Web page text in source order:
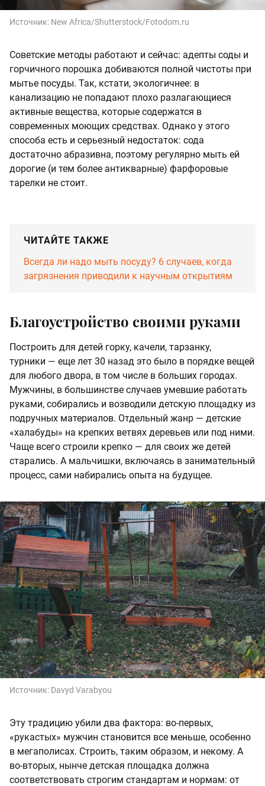
Источник: New Africa/Shutterstock/Fotodom.ru
Советские методы работают и сейчас: адепты соды и
горчичного порошка добиваются полной чистоты при
мытье посуды. Так, кстати, экологичнее: в
канализацию не попадают плохо разлагающиеся
активные вещества, которые содержатся в
современных моющих средствах. Однако у этого
способа есть и серьезный недостаток: сода
достаточно абразивна, поэтому регулярно мыть ей
дорогие (и тем более антикварные) фарфоровые
тарелки не стоит.
ЧИТАЙТЕ ТАКЖЕ
Всегда ли надо мыть посуду? 6 случаев, когда
загрязнения приводили к научным открытиям
Благоустройство своими руками
Построить для детей горку, качели, тарзанку,
турники — еще лет 30 назад это было в порядке вещей
для любого двора, в том числе в больших городах.
Мужчины, в большинстве случаев умевшие работать
руками, собирались и возводили детскую площадку из
подручных материалов. Отдельный жанр — детские
«халабуды» на крепких ветвях деревьев или под ними.
Чаще всего строили крепко — для своих же детей
старались. А мальчишки, включаясь в занимательный
процесс, сами набирались опыта на будущее.
Источник: Davyd Varabyou
Эту традицию убили два фактора: во-первых,
«рукастых» мужчин становится все меньше, особенно
в мегаполисах. Строить, таким образом, и некому. А
во-вторых, нынче детская площадка должна
соответствовать строгим стандартам и нормам: от